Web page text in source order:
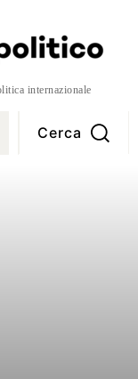
internazionale
Cerca